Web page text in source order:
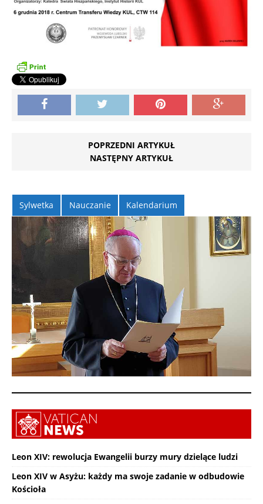
POPRZEDNI ARTYKUŁ
NASTĘPNY ARTYKUŁ
Sylwetka Nauczanie Kalendarium
Leon XIV: rewolucja Ewangelii burzy mury dzielące ludzi
Leon XIV w Asyżu: każdy ma swoje zadanie w odbudowie
Kościoła